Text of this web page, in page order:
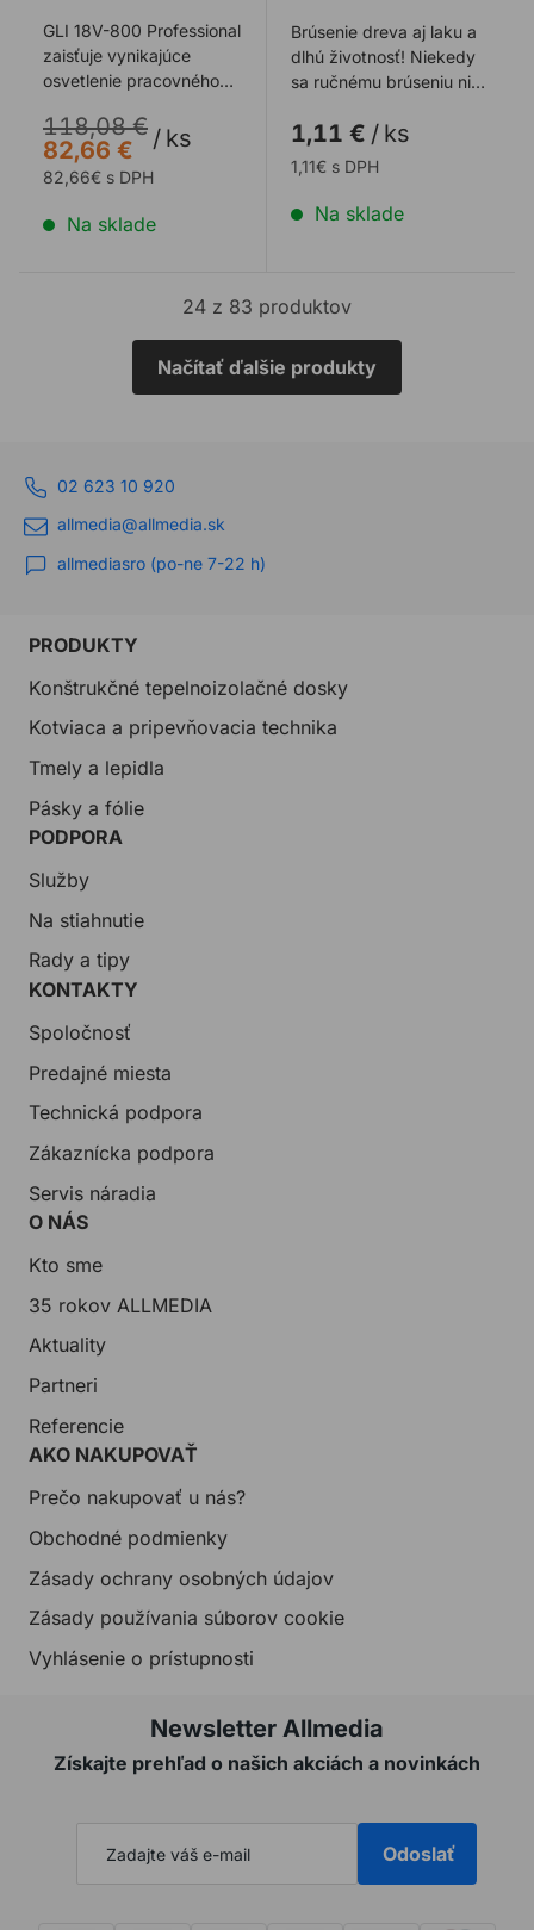
GLI 18V-800 Professional
zaisťuje vynikajúce
osvetlenie pracovného
úrovňami jasu ...
118,08 €
82,66 €
/ ks
82,66€ s DPH
Na sklade
Brúsenie dreva aj laku a
dlhú životnosť! Niekedy
sa ručnému brúseniu nič
je, že ...
1,11 € / ks
1,11€ s DPH
Na sklade
24 z 83 produktov
Načítať ďalšie produkty
02 623 10 920
allmedia@allmedia.sk
allmediasro (po-ne 7-22 h)
PRODUKTY
Konštrukčné tepelnoizolačné dosky
Kotviaca a pripevňovacia technika
Tmely a lepidla
Pásky a fólie
PODPORA
Služby
Na stiahnutie
Rady a tipy
KONTAKTY
Spoločnosť
Predajné miesta
Technická podpora
Zákaznícka podpora
Servis náradia
O NÁS
Kto sme
35 rokov ALLMEDIA
Aktuality
Partneri
Referencie
AKO NAKUPOVAŤ
Prečo nakupovať u nás?
Obchodné podmienky
Zásady ochrany osobných údajov
Zásady používania súborov cookie
Vyhlásenie o prístupnosti
Newsletter Allmedia
Získajte prehľad o našich akciách a novinkách
Odoslať